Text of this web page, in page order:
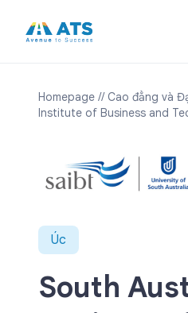
Homepage // Cao đẳng và
Institute of Business and
Úc
South